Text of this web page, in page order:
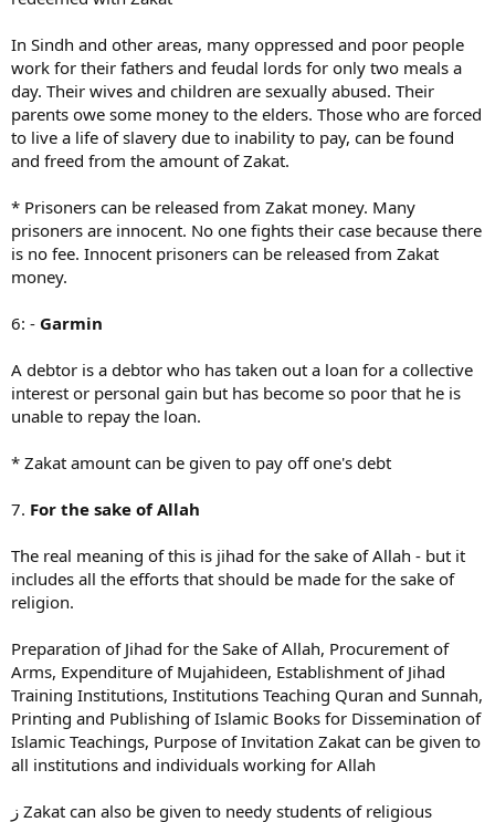
In Sindh and other areas, many oppressed and poor people
work for their fathers and feudal lords for only two meals a
day. Their wives and children are sexually abused. Their
parents owe some money to the elders. Those who are forced
to live a life of slavery due to inability to pay, can be found
and freed from the amount of Zakat.
* Prisoners can be released from Zakat money. Many
prisoners are innocent. No one fights their case because there
is no fee. Innocent prisoners can be released from Zakat
money.
6: - Garmin
A debtor is a debtor who has taken out a loan for a collective
interest or personal gain but has become so poor that he is
unable to repay the loan.
* Zakat amount can be given to pay off one's debt
7. For the sake of Allah
The real meaning of this is jihad for the sake of Allah - but it
includes all the efforts that should be made for the sake of
religion.
Preparation of Jihad for the Sake of Allah, Procurement of
Arms, Expenditure of Mujahideen, Establishment of Jihad
Training Institutions, Institutions Teaching Quran and Sunnah,
Printing and Publishing of Islamic Books for Dissemination of
Islamic Teachings, Purpose of Invitation Zakat can be given to
all institutions and individuals working for Allah
ز Zakat can also be given to needy students of religious